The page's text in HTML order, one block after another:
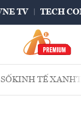
TV TECH
KINH TẾ XANH